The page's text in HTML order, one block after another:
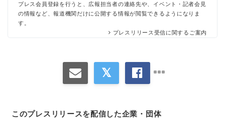
プレス会員登録を行うと、広報担当者の連絡先や、イベント・記者会見
の情報など、報道機関だけに公開する情報が閲覧できるようになりま
す。
プレスリリース受信に関するご案内
このプレスリリースを配信した企業・団体